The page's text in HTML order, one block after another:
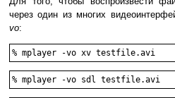
через один из многих
vo:
% mplayer -vo xv testfile.avi
% mplayer -vo sdl testfile.avi